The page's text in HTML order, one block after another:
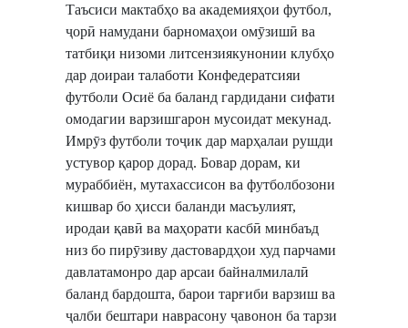
Таъсиси мактабҳо ва академияҳои футбол,
ҷорӣ намудани барномаҳои омӯзишӣ ва
татбиқи низоми литсензиякунонии клубҳо
дар доираи талаботи Конфедератсияи
футболи Осиё ба баланд гардидани сифати
омодагии варзишгарон мусоидат мекунад.
Имрӯз футболи тоҷик дар марҳалаи рушди
устувор қарор дорад. Бовар дорам, ки
мураббиён, мутахассисон ва футболбозони
кишвар бо ҳисси баланди масъулият,
иродаи қавӣ ва маҳорати касбӣ минбаъд
низ бо пирӯзиву дастовардҳои худ парчами
давлатамонро дар арсаи байналмилалӣ
баланд бардошта, барои тарғиби варзиш ва
ҷалби бештари наврасону ҷавонон ба тарзи